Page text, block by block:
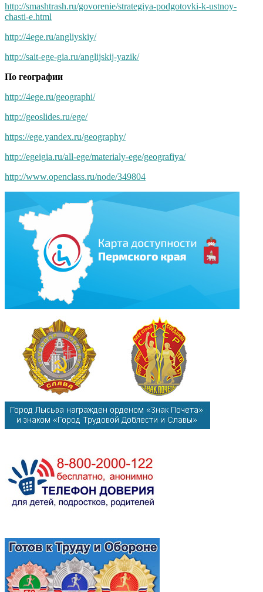
http://smashtrash.ru/govorenie/strategiya-podgotovki-k-ustnoy-
chasti-e.html
http://4ege.ru/angliyskiy/
http://sait-ege-gia.ru/anglijskij-yazik/
По географии
http://4ege.ru/geographi/
http://geoslides.ru/ege/
https://ege.yandex.ru/geography/
http://egeigia.ru/all-ege/materialy-ege/geografiya/
http://www.openclass.ru/node/349804